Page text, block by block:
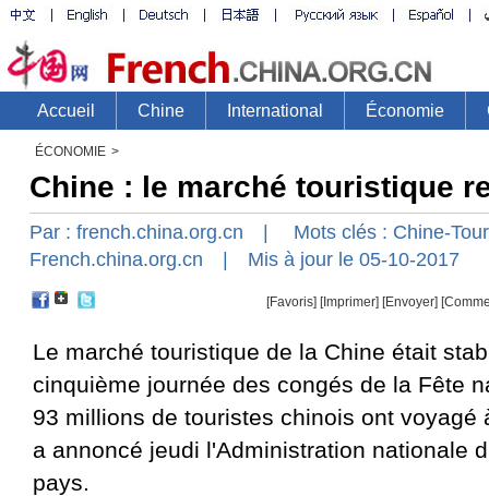
ÉCONOMIE >
Chine : le marché touristique
Par : french.china.org.cn | Mots clés : Chine-
French.china.org.cn | Mis à jour le 05-10-2017
[Favoris] [Imprimer] [Envoyer]
Le marché touristique de la Chine était
cinquième journée des congés de la Fête
93 millions de touristes chinois ont voyagé
a annoncé jeudi l'Administration nationale
pays.